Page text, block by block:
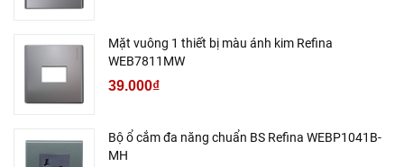
Mặt vuông 1 thiết bị màu ánh kim Refina
WEB7811MW
39.000₫
Bộ ổ cắm đa năng chuẩn BS Refina WEBP1041B-
MH